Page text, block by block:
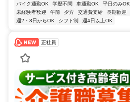
バイク通勤OK
学歴不問 車通勤OK 平日のみOK
未経験者歓迎
午前 夕方 交通費支給 長期歓迎
週2・3日からOK
シフト制 週4日以上OK
正社員